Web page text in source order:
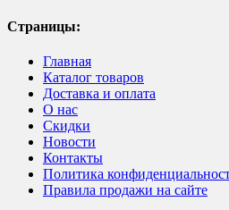
Страницы:
Главная
Каталог товаров
Доставка и оплата
О нас
Скидки
Новости
Контакты
Политика
Правила продажи на сайте